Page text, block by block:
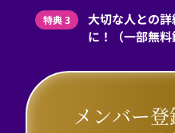
特典 3
大切な人との
に！（一部無料
メンバー